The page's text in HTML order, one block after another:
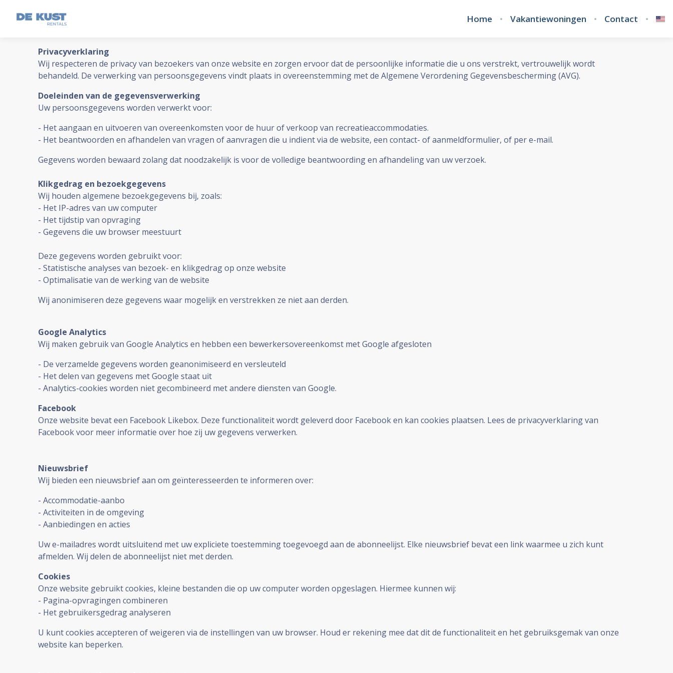
Home Vakantiewoningen Contact
Privacyverklaring
Wij respecteren de privacy van bezoekers van onze website en zorgen ervoor dat de persoonlijke informatie die u ons verstrekt, vertrouwelijk wordt
behandeld. De verwerking van persoonsgegevens vindt plaats in overeenstemming met de Algemene Verordening Gegevensbescherming (AVG).
Doeleinden van de gegevensverwerking
Uw persoonsgegevens worden verwerkt voor:
- Het aangaan en uitvoeren van overeenkomsten voor de huur of verkoop van recreatieaccommodaties.
- Het beantwoorden en afhandelen van vragen of aanvragen die u indient via de website, een contact- of aanmeldformulier, of per e-mail.
Gegevens worden bewaard zolang dat noodzakelijk is voor de volledige beantwoording en afhandeling van uw verzoek.
Klikgedrag en bezoekgegevens
Wij houden algemene bezoekgegevens bij, zoals:
- Het IP-adres van uw computer
- Het tijdstip van opvraging
- Gegevens die uw browser meestuurt
Deze gegevens worden gebruikt voor:
- Statistische analyses van bezoek- en klikgedrag op onze website
- Optimalisatie van de werking van de website
Wij anonimiseren deze gegevens waar mogelijk en verstrekken ze niet aan derden.
Google Analytics
Wij maken gebruik van Google Analytics en hebben een bewerkersovereenkomst met Google afgesloten
- De verzamelde gegevens worden geanonimiseerd en versleuteld
- Het delen van gegevens met Google staat uit
- Analytics-cookies worden niet gecombineerd met andere diensten van Google.
Facebook
Onze website bevat een Facebook Likebox. Deze functionaliteit wordt geleverd door Facebook en kan cookies plaatsen. Lees de privacyverklaring van
Facebook voor meer informatie over hoe zij uw gegevens verwerken.
Nieuwsbrief
Wij bieden een nieuwsbrief aan om geïnteresseerden te informeren over:
- Accommodatie-aanbo
- Activiteiten in de omgeving
- Aanbiedingen en acties
Uw e-mailadres wordt uitsluitend met uw expliciete toestemming toegevoegd aan de abonneelijst. Elke nieuwsbrief bevat een link waarmee u zich kunt
afmelden. Wij delen de abonneelijst niet met derden.
Cookies
Onze website gebruikt cookies, kleine bestanden die op uw computer worden opgeslagen. Hiermee kunnen wij:
- Pagina-opvragingen combineren
- Het gebruikersgedrag analyseren
U kunt cookies accepteren of weigeren via de instellingen van uw browser. Houd er rekening mee dat dit de functionaliteit en het gebruiksgemak van onze
website kan beperken.